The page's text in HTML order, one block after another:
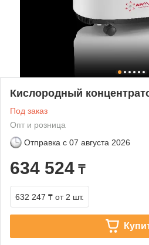
Кислородный
Под заказ
Опт и розница
Отправка с 07 августа 2026
634 524 ₸
632 247 ₸ от 2 шт.